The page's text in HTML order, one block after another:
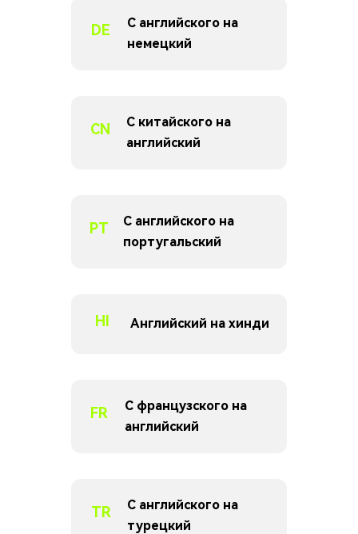
DE
С английского на
немецкий
CN
С китайского на
английский
PT
С английского на
португальский
HI Английский на хинди
FR
С французского на
английский
TR
С английского на
турецкий